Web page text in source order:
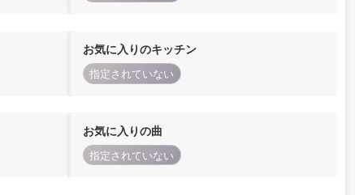
お気に入りのキッチン
指定されていない
お気に入りの曲
指定されていない